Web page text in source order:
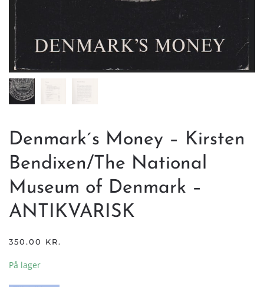
Denmark´s Money – Kirsten
Bendixen/The National
Museum of Denmark –
ANTIKVARISK
350.00 KR.
På lager